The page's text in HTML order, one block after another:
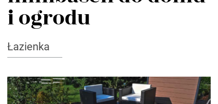
i ogrodu
Łazienka